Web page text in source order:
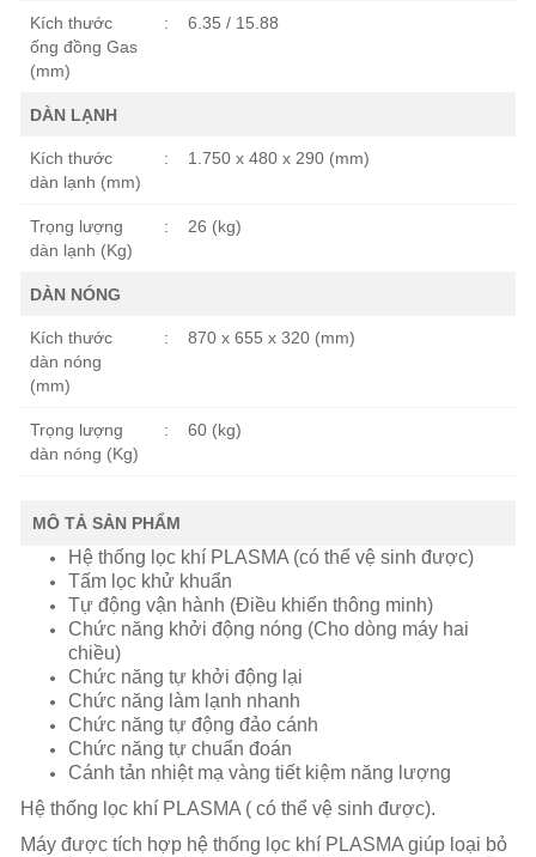
Kích thước
ống đồng Gas
(mm)
: 6.35 / 15.88
DÀN LẠNH
Kích thước
dàn lạnh (mm)
: 1.750 x 480 x 290 (mm)
Trọng lượng
dàn lạnh (Kg)
: 26 (kg)
DÀN NÓNG
Kích thước
dàn nóng
(mm)
: 870 x 655 x 320 (mm)
Trọng lượng
dàn nóng (Kg)
: 60 (kg)
MÔ TẢ SẢN PHẨM
Hệ thống lọc khí PLASMA (có thể vệ sinh được)
Tấm lọc khử khuẩn
Tự động vận hành (Điều khiển thông minh)
Chức năng khởi động nóng (Cho dòng máy hai
chiều)
Chức năng tự khởi động lại
Chức năng làm lạnh nhanh
Chức năng tự động đảo cánh
Chức năng tự chuẩn đoán
Cánh tản nhiệt mạ vàng tiết kiệm năng lượng
Hệ thống lọc khí PLASMA ( có thể vệ sinh được).
Máy được tích hợp hệ thống lọc khí PLASMA giúp loại bỏ